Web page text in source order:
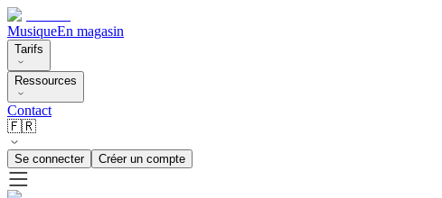
MusiqueEn magasin
Tarifs
Ressources
Contact
🇫🇷
Se connecter Créer un compte